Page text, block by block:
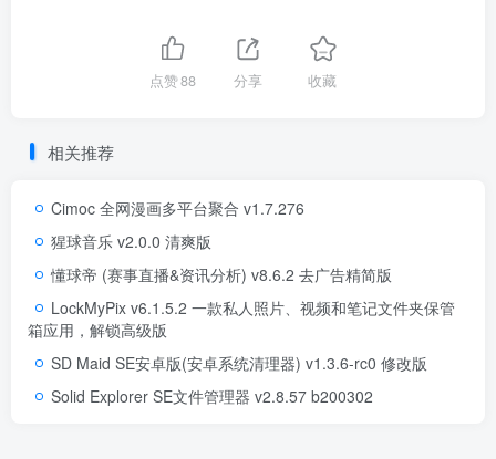
点赞88 分享 收藏
相关推荐
Cimoc 全网漫画多平台聚合 v1.7.276
猩球音乐 v2.0.0 清爽版
懂球帝 (赛事直播&资讯分析) v8.6.2 去广告精简版
LockMyPix v6.1.5.2 一款私人照片、视频和笔记文件夹保管
箱应用，解锁高级版
SD Maid SE安卓版(安卓系统清理器) v1.3.6-rc0 修改版
Solid Explorer SE文件管理器 v2.8.57 b200302